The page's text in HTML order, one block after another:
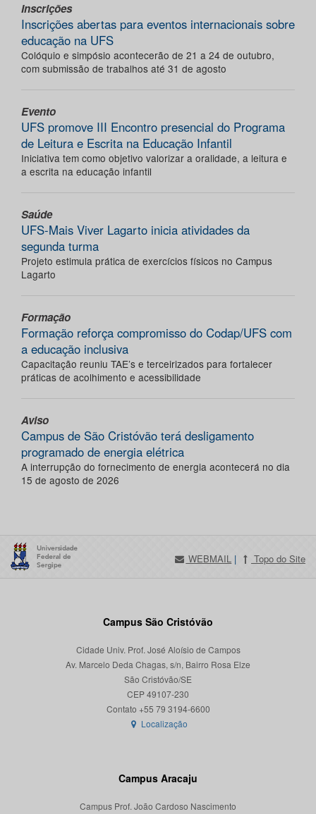
Inscrições
Inscrições abertas para eventos internacionais sobre
educação na UFS
Colóquio e simpósio acontecerão de 21 a 24 de outubro,
com submissão de trabalhos até 31 de agosto
Evento
UFS promove III Encontro presencial do Programa
de Leitura e Escrita na Educação Infantil
Iniciativa tem como objetivo valorizar a oralidade, a leitura e
a escrita na educação infantil
Saúde
UFS-Mais Viver Lagarto inicia atividades da
segunda turma
Projeto estimula prática de exercícios físicos no Campus
Lagarto
Formação
Formação reforça compromisso do Codap/UFS com
a educação inclusiva
Capacitação reuniu TAE’s e terceirizados para fortalecer
práticas de acolhimento e acessibilidade
Aviso
Campus de São Cristóvão terá desligamento
programado de energia elétrica
A interrupção do fornecimento de energia acontecerá no dia
15 de agosto de 2026
WEBMAIL | Topo do Site
Campus São Cristóvão
Cidade Univ. Prof. José Aloísio de Campos
Av. Marcelo Deda Chagas, s/n, Bairro Rosa Elze
São Cristóvão/SE
CEP 49107-230
Localização
Campus Aracaju
Campus Prof. João Cardoso Nascimento